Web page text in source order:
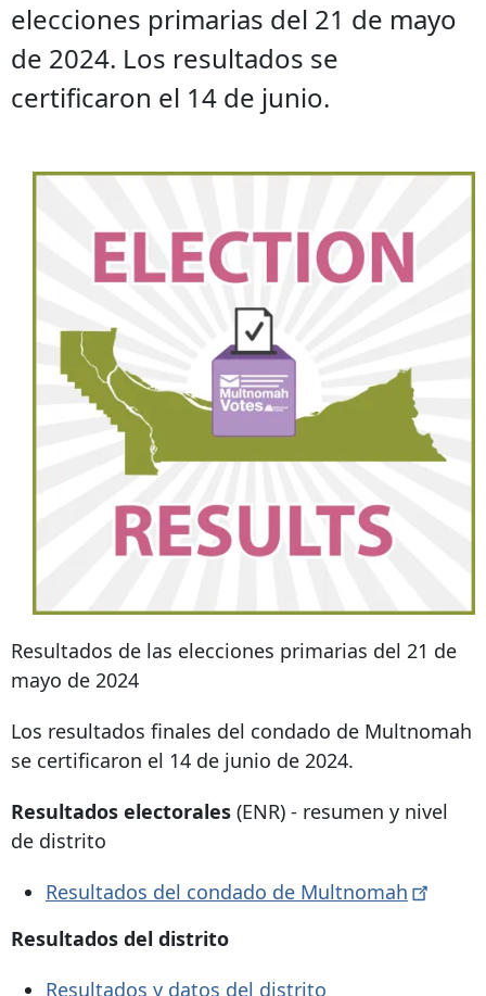
elecciones primarias del 21 de mayo
de 2024. Los resultados se
certificaron el 14 de junio.
Resultados de las elecciones primarias del 21 de
mayo de 2024
Los resultados finales del condado de Multnomah
se certificaron el 14 de junio de 2024.
Resultados electorales (ENR) - resumen y nivel
de distrito
Resultados del condado de Multnomah
Resultados del distrito
Resultados y datos del distrito